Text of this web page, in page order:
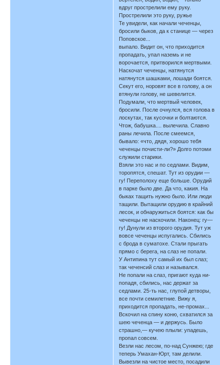
вдруг прострелили ему руку.
Прострелили это руку, ружье
Те увидели, как начали чеченцы,
бросили быков, да к станице — через
Поповское...
выпало. Видит он, что приходится
пропадать, упал наземь и не
ворочается, притворился мертвыми.
Наскочат чеченцы, натянутся
натянутся шашками, лошади боятся.
Секут его, норовят все в голову, а он
втянули голову, не шевелится.
Подумали, что мертвый человек,
бросили. После очнулся, вся голова в
лоскутах, так кусочки и болтаются.
Чтож, бабушка.... вылечила. Славно
раны лечила. После смеемся,
бывало: «что, дядя, хорошо тебя
чеченцы почисти-ли?» Долго потоми
служили старики.
Взяли это нас и по седлами. Видим,
торопятся, спешат. Тут из орудии —
гу! Переполоху еще больше. Орудий
в парке было две. Да что, какия. На
быках тащить нужно было. Или люди
тащили. Вытащили орудию в крайний
лесок, и обнаружиться боятся: как бы
чеченцы не наскочили. Наконец: гу—
гу! Дунули из второго орудия. Тут уж
вовсе чеченцы испугались. Сбились
с брода в суматохе. Стали прыгать
прямо с берега, на слаз не попали.
У Антипина тут самый их был слаз;
так чеченсий слаз и назывался.
Не попали на слаз, пригают куда ни-
попадя, сбились, нас держат за
седлами. 25-ть нас, глупой детворы,
все почти семилетние. Вижу я,
приходится пропадать, не-промах...
Вскочил на спину коню, схватился за
шею чеченца — и держусь. Было
страшно,— кучею плыли: упадешь,
пропал совсем.
Везли нас лесом, по-над Сунжею; где
теперь Умахан-Юрт, там делили.
Вывезли на чистое место, посадили